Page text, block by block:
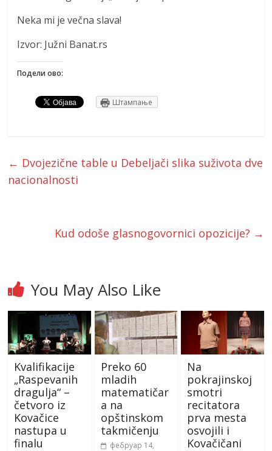
Neka mi je večna slava!
Izvor: Južni Banat.rs
Подели ово:
Штампање
← Dvojezične table u Debeljači slika suživota dve
nacionalnosti
Kud odoše glasnogovornici opozicije? →
You May Also Like
Kvalifikacije
„Raspevanih
dragulja“ –
četvoro iz
Kovačice
nastupa u
finalu
Preko 60
mladih
matematičar
a na
opštinskom
takmičenju
фебруар 14,
Na
pokrajinskoj
smotri
recitatora
prva mesta
osvojili i
Kovačičani